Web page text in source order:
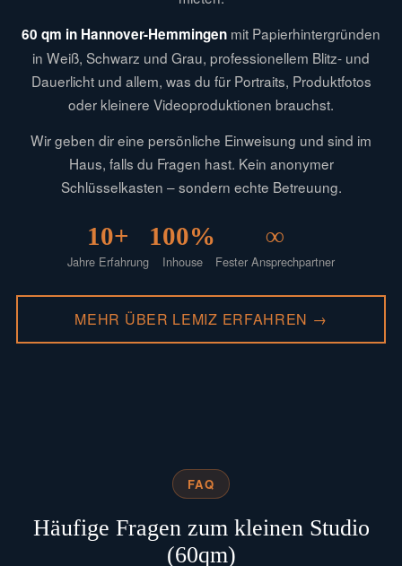
60 qm in Hannover-Hemmingen mit Papierhintergründen
in Weiß, Schwarz und Grau, professionellem Blitz- und
Dauerlicht und allem, was du für Portraits, Produktfotos
oder kleinere Videoproduktionen brauchst.
Wir geben dir eine persönliche Einweisung und sind im
Haus, falls du Fragen hast. Kein anonymer
Schlüsselkasten – sondern echte Betreuung.
10+
Jahre Erfahrung
100%
Inhouse
∞
Fester Ansprechpartner
MEHR ÜBER LEMIZ ERFAHREN →
FAQ
Häufige Fragen zum kleinen Studio
(60qm)